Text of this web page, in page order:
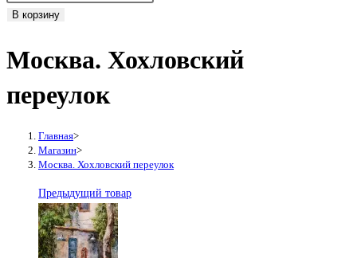
товара
Хохловский
В корзину
Москва. Хохловский
переулок
Главная>
Магазин>
Москва. Хохловский переулок
Предыдущий товар